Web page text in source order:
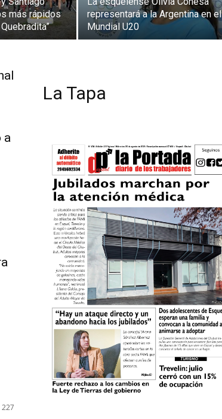
más rápidos
representará a la Argentina en el
Mundial U20
a
La Tapa